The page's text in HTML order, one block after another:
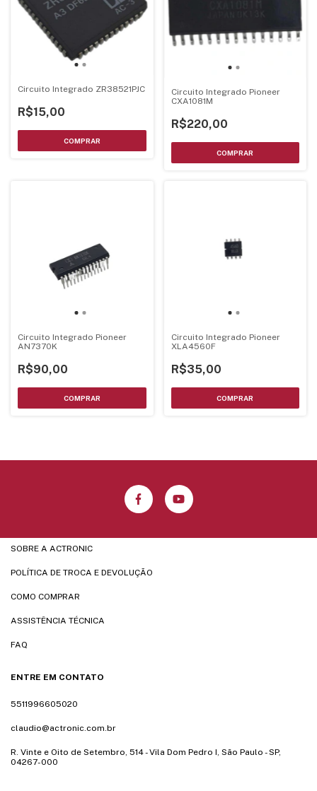
Circuito Integrado ZR38521PJC
R$15,00
Circuito Integrado Pioneer
CXA1081M
R$220,00
Circuito Integrado Pioneer
AN7370K
R$90,00
Circuito Integrado Pioneer
XLA4560F
R$35,00
SOBRE A ACTRONIC
POLÍTICA DE TROCA E DEVOLUÇÃO
COMO COMPRAR
ASSISTÊNCIA TÉCNICA
FAQ
ENTRE EM CONTATO
5511996605020
claudio@actronic.com.br
R. Vinte e Oito de Setembro, 514 - Vila Dom Pedro I, São Paulo - SP,
04267-000